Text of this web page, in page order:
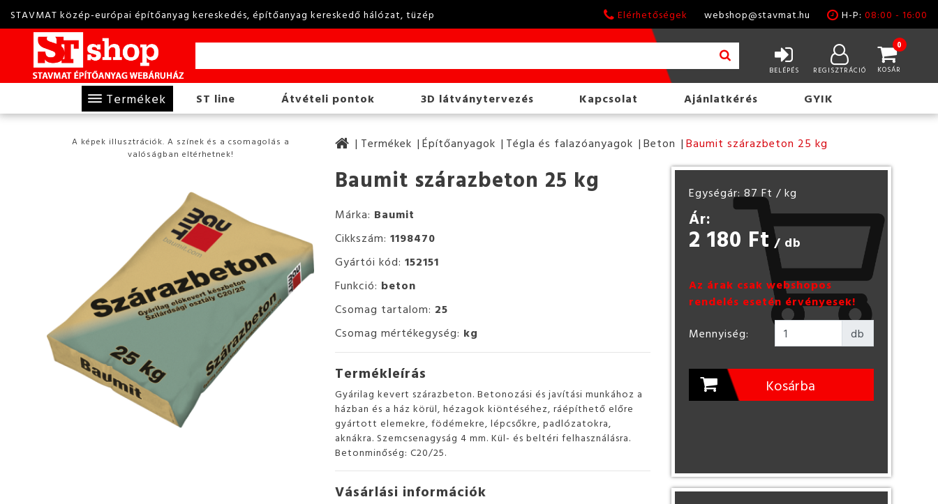
STAVMAT közép-európai építőanyag kereskedés, építőanyag kereskedő hálózat, tüzép Elérhetőségek webshop@stavmat.hu H-P: 08:00 - 16:00
BELÉPÉS REGISZTRÁCIÓ
0
KOSÁR
Termékek ST line Átvételi pontok 3D látványtervezés Kapcsolat Ajánlatkérés GYIK
A képek illusztrációk. A színek és a csomagolás a
valóságban eltérhetnek!
Termékek Építőanyagok Tégla és falazóanyagok Beton Baumit szárazbeton 25 kg
Baumit szárazbeton 25 kg
Márka: Baumit
Cikkszám:1198470
Gyártói kód:152151
Funkció: beton
Csomag tartalom: 25
Csomag mértékegység: kg
Termékleírás
Gyárilag kevert szárazbeton. Betonozási és javítási munkához a
házban és a ház körül, hézagok kiöntéséhez, ráépíthető előre
gyártott elemekre, födémekre, lépcsőkre, padlózatokra,
aknákra. Szemcsenagyság 4 mm. Kül- és beltéri felhasználásra.
Betonminőség: C20/25.
Vásárlási információk
Egységár: 87 Ft / kg
Ár:
2 180 Ft / db
Az árak csak webshopos
rendelés esetén érvényesek!
Mennyiség:
db
Kosárba